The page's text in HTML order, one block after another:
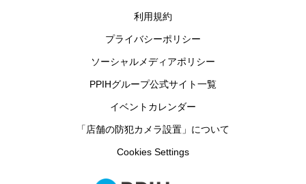
利用規約
プライバシーポリシー
ソーシャルメディアポリシー
PPIHグループ公式サイト一覧
イベントカレンダー
「店舗の防犯カメラ設置」について
Cookies Settings